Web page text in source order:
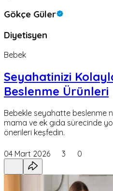
Gökçe Güler
Diyetisyen
Bebek
Seyahatinizi
Beslenme Ürünleri
Bebekle seyahatte beslenme
mama ve ek gıda sürecinde
önerileri keşfedin.
04 Mart 2026 3 0